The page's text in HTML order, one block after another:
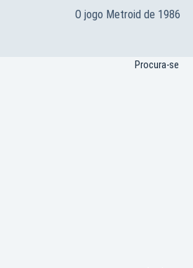
O jogo Metroid de 1986
Procura-se